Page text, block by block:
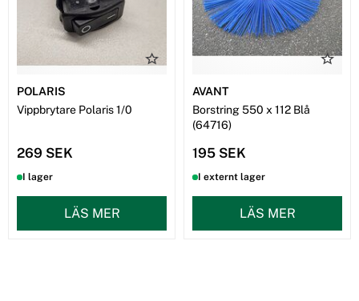
POLARIS
Vippbrytare Polaris 1/0
269 SEK
I lager
LÄS MER
AVANT
Borstring 550 x 112 Blå
(64716)
195 SEK
I externt lager
LÄS MER